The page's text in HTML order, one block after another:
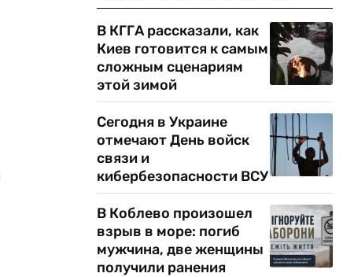
В КГГА рассказали, как
Киев готовится к самым
сложным сценариям
этой зимой
Сегодня в Украине
отмечают День войск
связи и
кибербезопасности ВСУ
В Коблево произошел
взрыв в море: погиб
мужчина, две женщины
получили ранения